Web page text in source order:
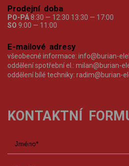
Prodejní doba
PO-PÁ 8:30 — 12:30 13:30 — 17:00
SO 9:00 — 11:00
E-mailové adresy
všeobecné informace: info@burian-
oddělení spotřební el.: milan@burian-
oddělení bílé techniky: radim@burian-
KONTAKTNÍ